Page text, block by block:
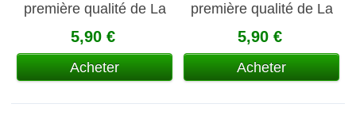
première qualité de La
Chinata
5,90 €
Acheter
première qualité de La
Chinata
5,90 €
Acheter